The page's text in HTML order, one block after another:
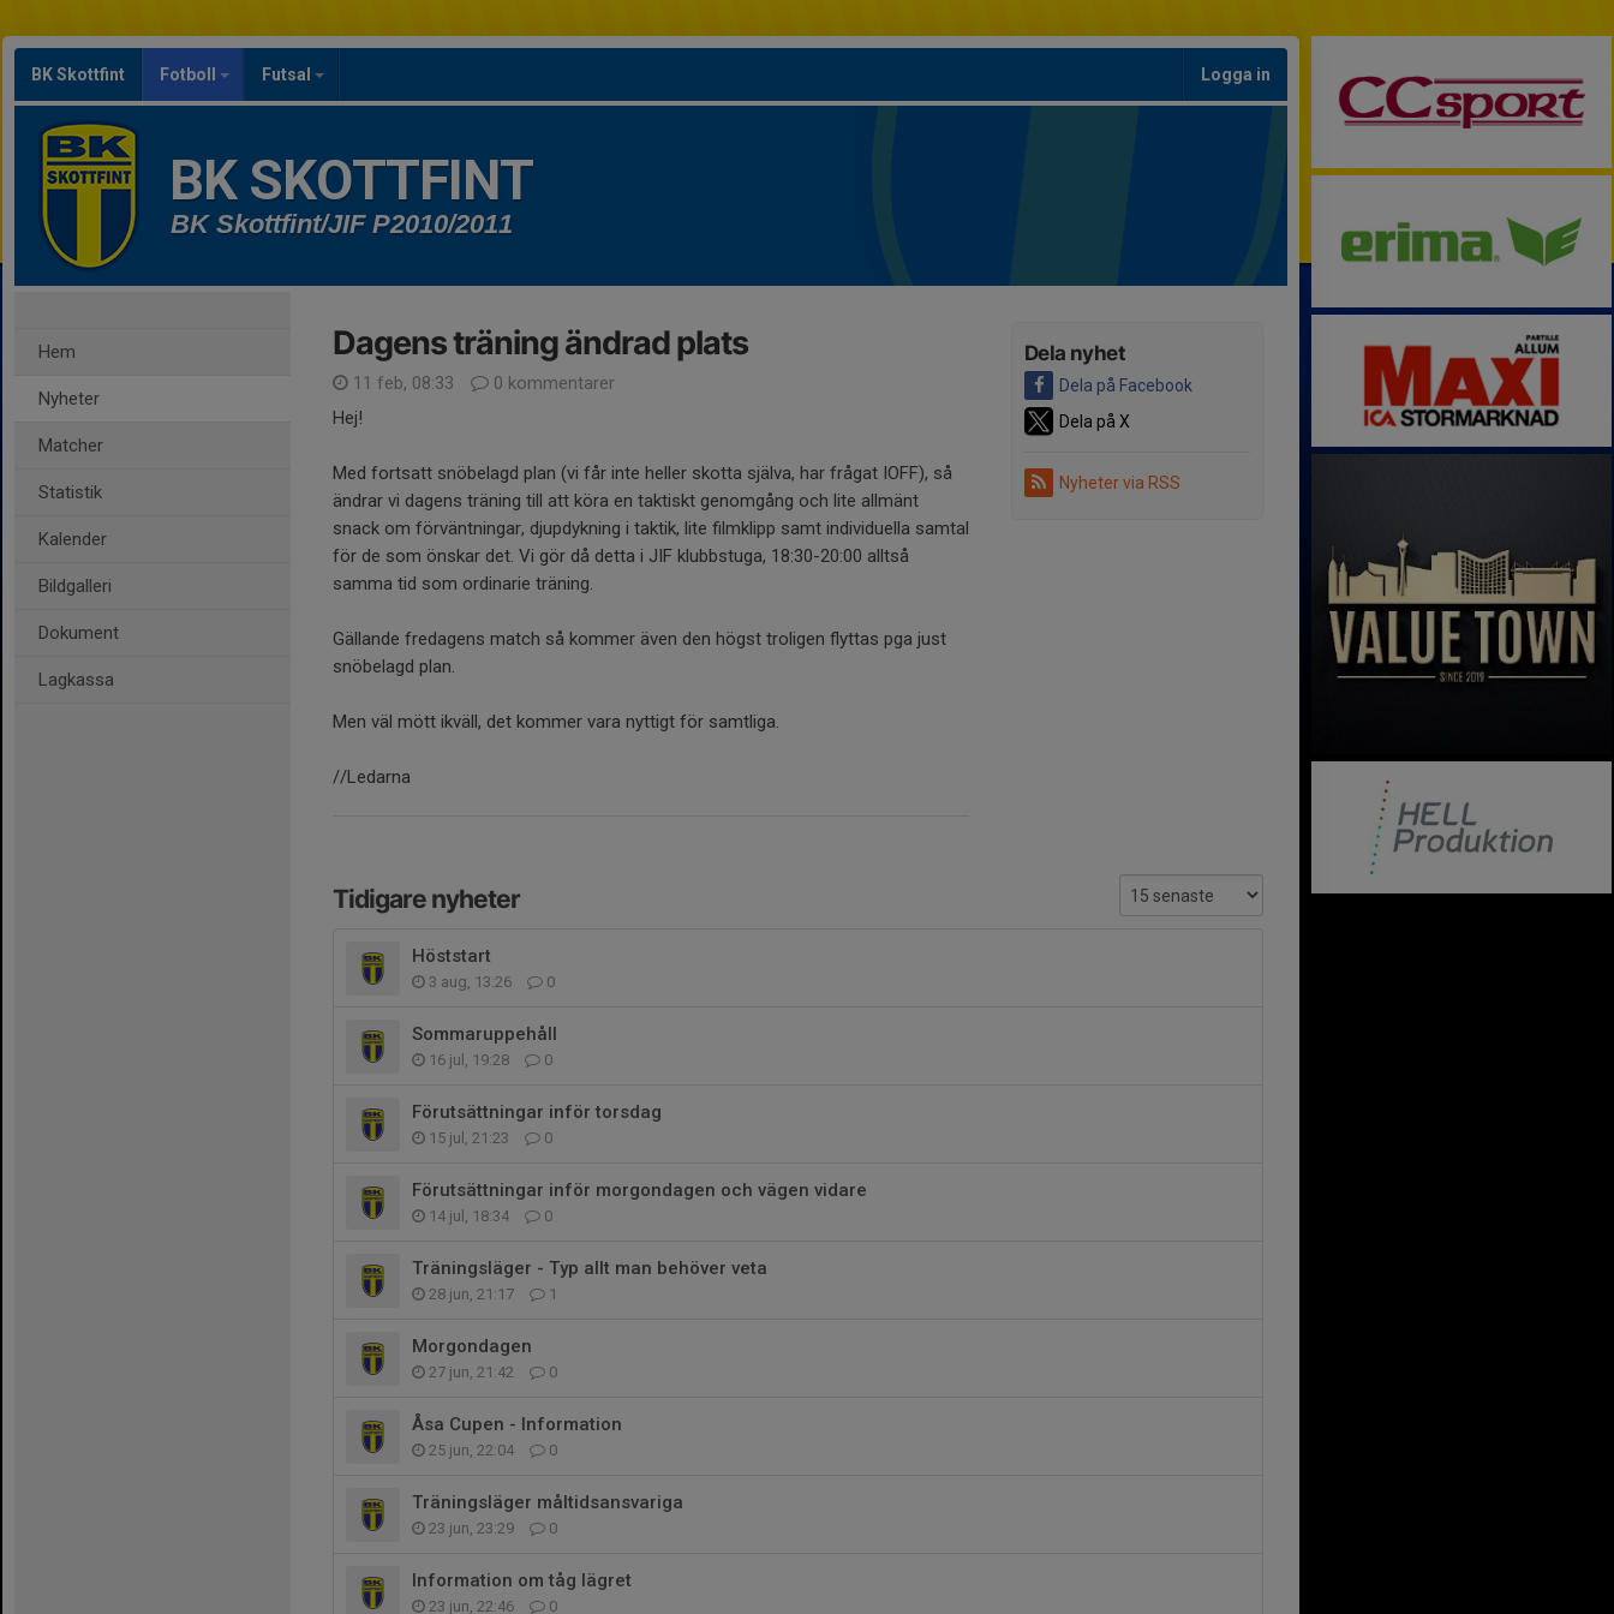
BK Skottfint Fotboll Futsal Logga in
BK SKOTTFINT
BK Skottfint/JIF P2010/2011
Hem
Nyheter
Matcher
Statistik
Kalender
Bildgalleri
Dokument
Lagkassa
Dela nyhet
Dela på Facebook
Dela på X
Nyheter via RSS
Dagens träning ändrad plats
11 feb, 08:33
0 kommentarer
Hej!
Med fortsatt snöbelagd plan (vi får inte heller skotta själva, har frågat IOFF), så
ändrar vi dagens träning till att köra en taktiskt genomgång och lite allmänt
snack om förväntningar, djupdykning i taktik, lite filmklipp samt individuella samtal
för de som önskar det. Vi gör då detta i JIF klubbstuga, 18:30-20:00 alltså
samma tid som ordinarie träning.
Gällande fredagens match så kommer även den högst troligen flyttas pga just
snöbelagd plan.
Men väl mött ikväll, det kommer vara nyttigt för samtliga.
//Ledarna
Tidigare nyheter
Höststart
3 aug, 13:26 0
Sommaruppehåll
16 jul, 19:28 0
Förutsättningar inför torsdag
15 jul, 21:23 0
Förutsättningar inför morgondagen och vägen vidare
14 jul, 18:34 0
Träningsläger - Typ allt man behöver veta
28 jun, 21:17 1
Morgondagen
27 jun, 21:42 0
Åsa Cupen - Information
25 jun, 22:04 0
Träningsläger måltidsansvariga
23 jun, 23:29 0
Information om tåg lägret
23 jun, 22:46 0